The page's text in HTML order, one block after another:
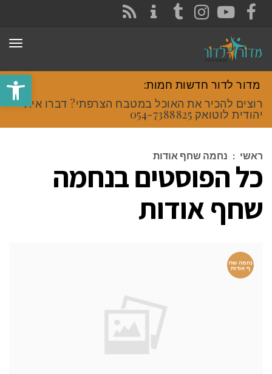
פתח
FACEBOOK
YOUTUBE
INSTAGRAM
TUMBLR
מדור לדור חדשות חמות:
רוצים להכיר את האוכל במטבח הצרפתי? דברו איתי
יהודית לוטואק 054-7388825.
ראשי : נחמה שחף אודות
כל הפוסטים בנחמה
שחף אודות
נחמה שח
ף אודות